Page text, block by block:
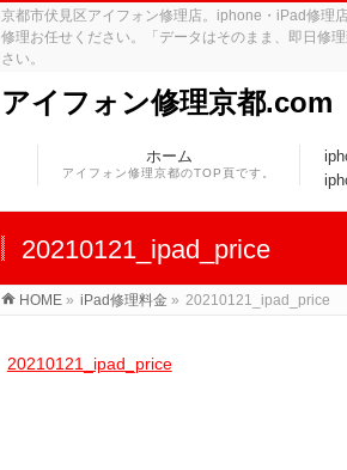
京都市伏見区アイフォン修理店。iphone・iPad修理
修理お任せください。「データはそのまま、即日修
さい。
アイフォン修理京都.com
ホーム
アイフォン修理京都のTOP頁です。
20210121_ipad_price
HOME » iPad修理料金 » 20210121_ipad_price
20210121_ipad_price